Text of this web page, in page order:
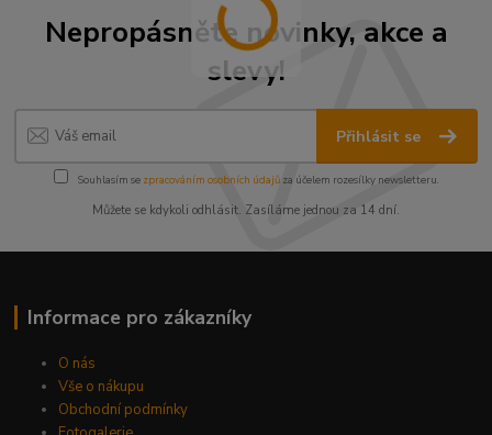
Nepropásněte novinky, akce a
slevy!
Přihlásit se
Souhlasím se zpracováním osobních údajůza účelem rozesílky newsletteru.
Můžete se kdykoli odhlásit. Zasíláme jednou za 14 dní.
Informace pro zákazníky
O nás
Vše o nákupu
Obchodní podmínky